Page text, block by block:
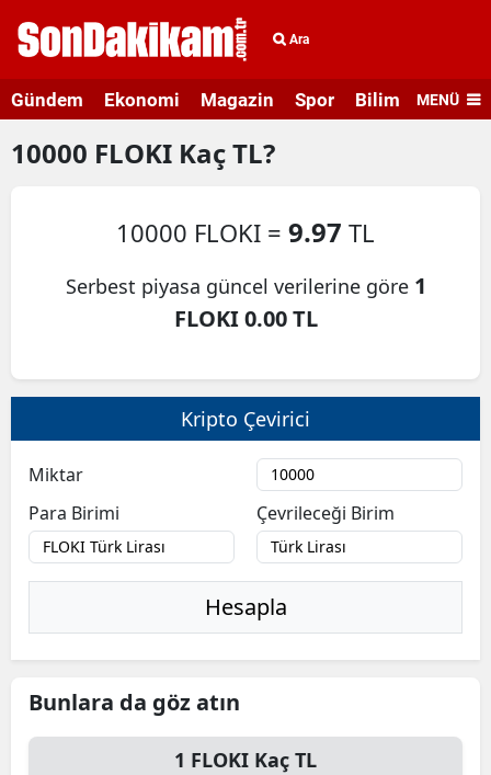
Ara
Gündem Ekonomi Magazin Spor Bilim veMENÜ
10000 FLOKI Kaç TL?
10000 FLOKI = 9.97 TL
Serbest piyasa güncel verilerine göre 1
FLOKI 0.00 TL
Kripto Çevirici
Miktar
Para Birimi
Çevrileceği Birim
Hesapla
Bunlara da göz atın
1 FLOKI Kaç TL